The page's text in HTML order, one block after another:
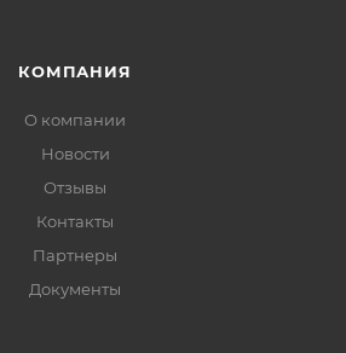
КОМПАНИЯ
О компании
Новости
Отзывы
Контакты
Партнеры
Документы